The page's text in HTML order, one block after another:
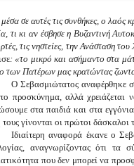
σε αυτές τις συνθήκες, ο λαός
τι κι αν έσβησε η Βυζαντινή
τις νηστείες, την Ανάσταση
: «το μικρό και ασήμαντο στα
των Πατέρων μας κρατώντας
Ο Σεβασμιώτατος αναφέρθηκε
προσκύνημα, αλλά χρειάζεται
στα παιδιά και στα
γίνονται οι πρώτοι δάσκαλοι
Ιδιαίτερη αναφορά έκανε ο
αναγνωρίζοντας ότι τα
που δεν μπορεί να